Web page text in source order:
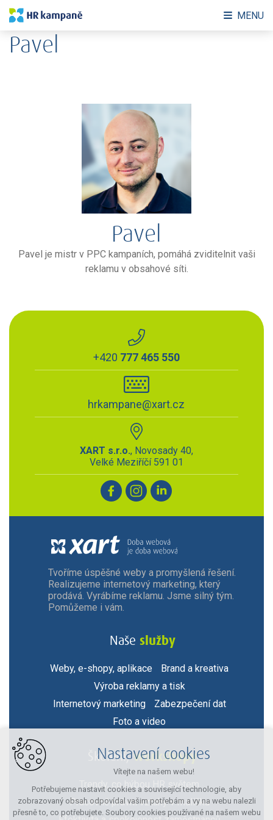
Pavel
Pavel
Pavel je mistr v PPC kampaních, pomáhá zviditelnit vaši
reklamu v obsahové síti.
+420 777 465 550
hrkampane@xart.cz
XART s.r.o., Novosady 40,
Velké Meziříčí 591 01
Tvoříme úspěšné weby a promyšlená řešení.
Realizujeme internetový marketing, který
prodává. Vyrábíme reklamu. Jsme silný tým.
Pomůžeme i vám.
Naše služby
Weby, e-shopy, aplikace
Brand a kreativa
Výroba reklamy a tisk
Internetový marketing
Zabezpečení dat
Foto a video
Školení,workshopy
Trendy, co hýbou HR světem
Pracovně právní vztahy v malíčku
MENU
Nastavení cookies
Vítejte na našem webu!
Potřebujeme nastavit cookies a související technologie, aby
zobrazovaný obsah odpovídal vašim potřebám a vy na webu nalezli
přesně to, co potřebujete. Soubory cookies používané na našem webu